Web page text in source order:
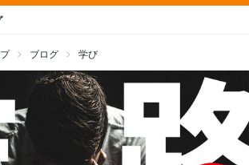
ブログ 学び